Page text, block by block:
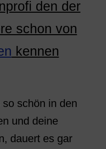
den der
schon von
kennen
schön in den
und deine
dauert es gar